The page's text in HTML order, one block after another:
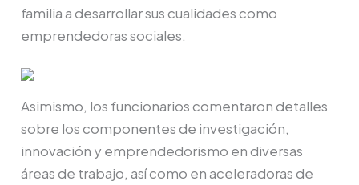
familia a desarrollar sus cualidades como
emprendedoras sociales.
Asimismo, los funcionarios comentaron detalles
sobre los componentes de investigación,
innovación y emprendedorismo en diversas
áreas de trabajo, así como en aceleradoras de